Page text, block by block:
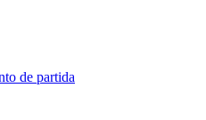
de partida